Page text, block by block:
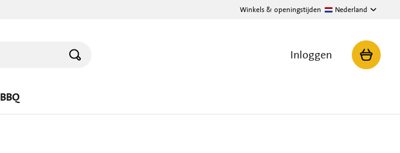
Winkels & openingstijden Nederland
Inloggen
BBQ